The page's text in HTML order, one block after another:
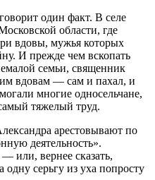
один факт. В селе
области, где
вдовы, мужья которых
И прежде чем вскопать
семьи, священник
вдовам — сам и пахал, и
многие односельчане,
тяжелый труд.
арестовывают по
деятельность».
или, вернее сказать,
серьгу из уха попросту